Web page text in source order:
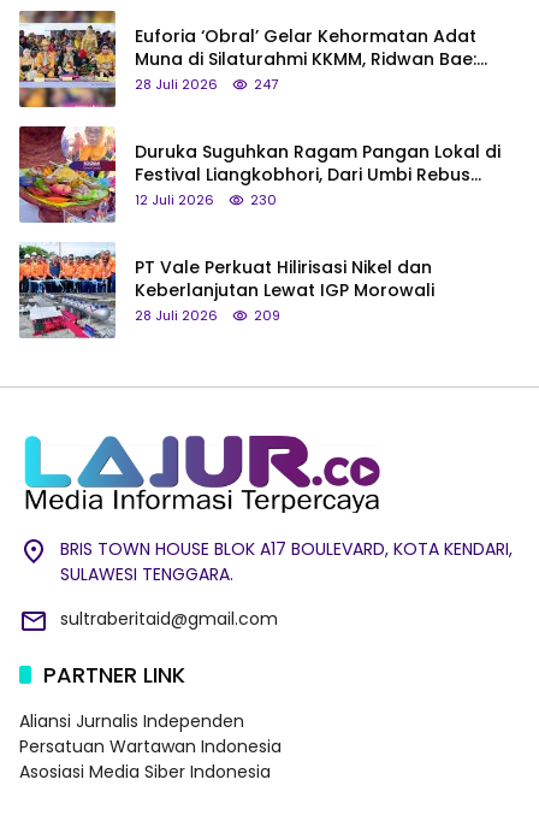
Euforia ‘Obral’ Gelar Kehormatan Adat
Muna di Silaturahmi KKMM, Ridwan Bae:
Saya Bukan Tipe Begitu, Belum Pantas!
28 Juli 2026 247
Duruka Suguhkan Ragam Pangan Lokal di
Festival Liangkobhori, Dari Umbi Rebus
hingga Tumpeng Beras Muna
12 Juli 2026 230
PT Vale Perkuat Hilirisasi Nikel dan
Keberlanjutan Lewat IGP Morowali
28 Juli 2026 209
BRIS TOWN HOUSE BLOK A17 BOULEVARD, KOTA KENDARI,
SULAWESI TENGGARA.
sultraberitaid@gmail.com
PARTNER LINK
Aliansi Jurnalis Independen
Persatuan Wartawan Indonesia
Asosiasi Media Siber Indonesia